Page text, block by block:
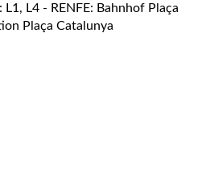
L4 - RENFE: Bahnhof Plaça
Plaça Catalunya